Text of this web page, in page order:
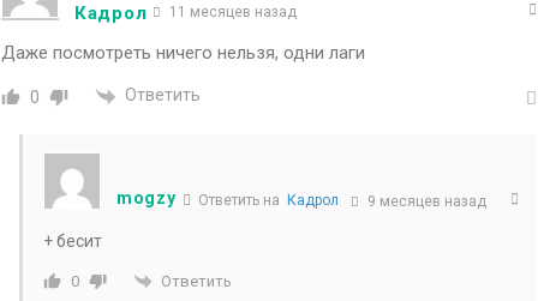
Кадрол 11 месяцев назад
Даже посмотреть ничего нельзя, одни лаги
0 Ответить
mogzy Ответить на Кадрол 9 месяцев назад
+ бесит
0 Ответить